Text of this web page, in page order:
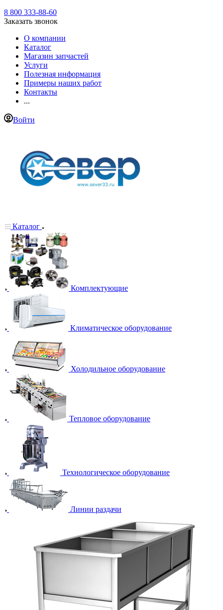
8 800 333-88-60
Заказать звонок
О компании
Каталог
Магазин запчастей
Услуги
Полезная информация
Примеры наших работ
Контакты
...
Войти
Каталог
Комплектующие
Климатическое оборудование
Холодильное оборудование
Тепловое оборудование
Технологическое оборудование
Линии раздачи